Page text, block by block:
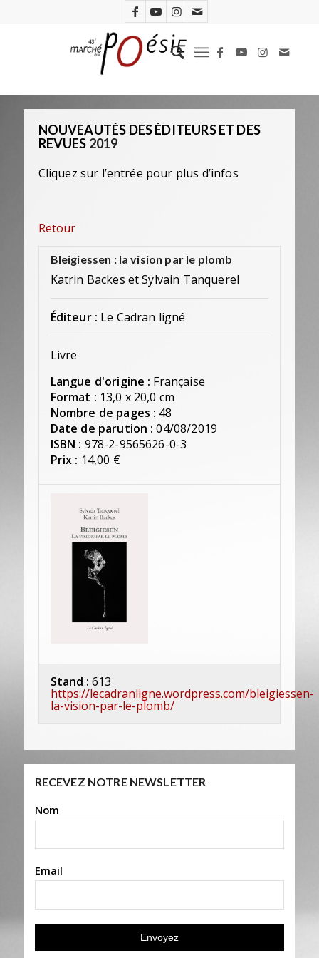
NOUVEAUTÉS DES ÉDITEURS ET DES
REVUES 2019
Cliquez sur l’entrée pour plus d’infos
Retour
Bleigiessen : la vision par le plomb
Katrin Backes et Sylvain Tanquerel
Éditeur : Le Cadran ligné
Livre
Langue d'origine : Française
Format : 13,0 x 20,0 cm
Nombre de pages : 48
Date de parution : 04/08/2019
ISBN : 978-2-9565626-0-3
Prix : 14,00 €
Stand : 613
https://lecadranligne.wordpress.com/bleigiessen-
la-vision-par-le-plomb/
RECEVEZ NOTRE NEWSLETTER
Nom
Email